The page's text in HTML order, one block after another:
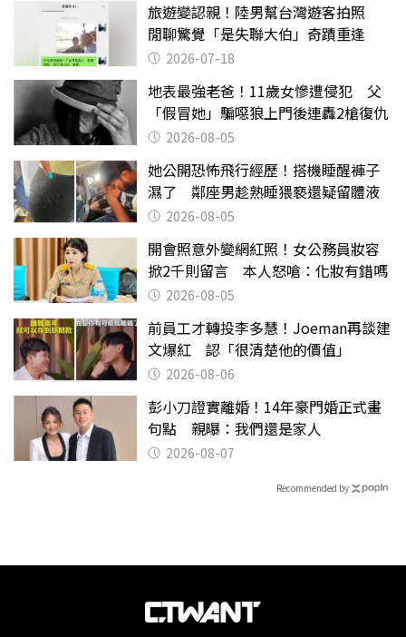
旅遊變認親！陸男幫台灣遊客拍照
閒聊驚覺「是失聯大伯」奇蹟重逢
2026-07-18
地表最強老爸！11歲女慘遭侵犯 父
「假冒她」騙噁狼上門後連轟2槍復仇
2026-08-05
她公開恐怖飛行經歷！搭機睡醒褲子
濕了 鄰座男趁熟睡猥褻還疑留體液
2026-08-05
開會照意外變網紅照！女公務員妝容
掀2千則留言 本人怒嗆：化妝有錯嗎
2026-08-05
前員工才轉投李多慧！Joeman再談建
文爆紅 認「很清楚他的價值」
2026-08-06
彭小刀證實離婚！14年豪門婚正式畫
句點 親曝：我們還是家人
2026-08-07
Recommended by